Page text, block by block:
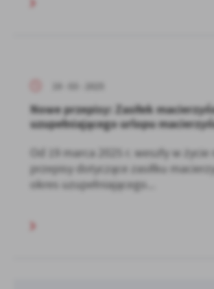
Nowe przepisy: Zasiłek
uzupełniającego urlopu
Od 19 marca 2025 r. weszły w
przepisy dotyczące zasiłku
okres uzupełniającego...